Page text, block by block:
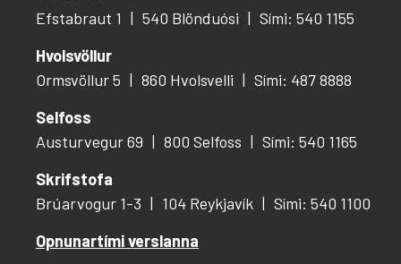
Efstabraut 1
540 Blönduósi
Sími: 540 1155
Hvolsvöllur
Ormsvöllur 5
860 Hvolsvelli
Sími: 487 8888
Selfoss
Austurvegur 69
800 Selfoss
Sími: 540 1165
Skrifstofa
Brúarvogur 1-3
104 Reykjavík
Sími: 540 1100
Opnunartími verslanna